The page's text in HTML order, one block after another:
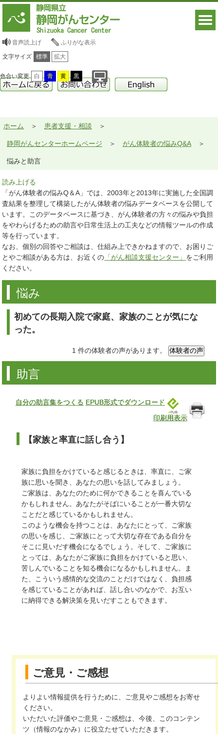
音声読上げ ふりがな表示
文字サイズ 標準 拡大
色合い変更 白 青 黄 黒
ホーム 患者支援・相談
静岡がんセンターホームページ がん体験者の悩みQ&A
悩みと助言
読み上げる
「がん体験者の悩みQ＆A」では、2003年と2013年に実施した全国調
査結果を整理して構築したがん体験者の悩みデータベースを公開して
います。このデータベースに基づき、がん体験者の方々の悩みや負担
をやわらげるための助言や日常生活上の工夫などの情報ツールの作成
等を行っています。
なお、個別の回答やご相談は、仕組み上できかねますので、お困りご
とやご相談がある方は、お近くの 「がん相談支援センター」 をご利用
ください。
悩み
初めての長期入院で家庭、家族のことが気にな
った。
1 件の体験者の声があります。
助言
自分の助言集をつくる EPUB形式でダウンロード
印刷用表示
【家族と率直に話し合う】
家族に負担をかけていると感じるときは、率直に、ご家
族に思いを聞き、あなたの思いを話してみましょう。
ご家族は、あなたのために何かできることを喜んでいる
かもしれません。あなたがそばにいることが一番大切な
ことだと感じているかもしれません。
このような機会を持つことは、あなたにとって、ご家族
の思いを感じ、ご家族にとって大切な存在である自分を
そこに見いだす機会になるでしょう。そして、ご家族に
とっては、あなたがご家族に負担をかけていると思い、
苦しんでいることを知る機会になるかもしれません。ま
た、こういう感情的な交流のことだけではなく、負担感
を感じていることがあれば、話し合いのなかで、お互い
に納得できる解決策を見いだすこともできます。
ご意見・ご感想
よりよい情報提供を行うために、ご意見やご感想をお寄せ
ください。
いただいた評価やご意見・ご感想は、今後、このコンテン
ツ（情報のなかみ）に役立たせていただきます。